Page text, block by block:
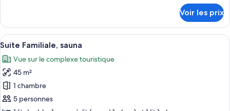
le
type
de
Suite
Classique,
sauna
Voir les prix
Afficher
toutes
les
photos
pour
ce
Un salon moderne avec un canapé,
9
Suite Familiale, sauna
Vue sur le complexe touristique
45 m²
1 chambre
5 personnes